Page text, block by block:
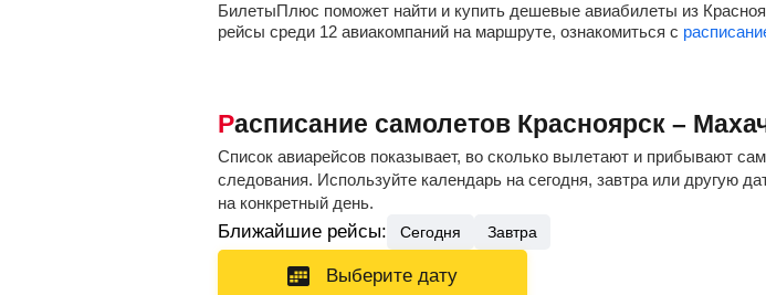
БилетыПлюс поможет найти и купить дешевые авиабилеты из
рейсы среди 12 авиакомпаний на маршруте, ознакомиться с
Расписание самолетов Красноярск –
Список авиарейсов показывает, во сколько вылетают и прибывают
следования. Используйте календарь на сегодня, завтра или другую
на конкретный день.
Ближайшие рейсы: Сегодня Завтра
Выберите дату